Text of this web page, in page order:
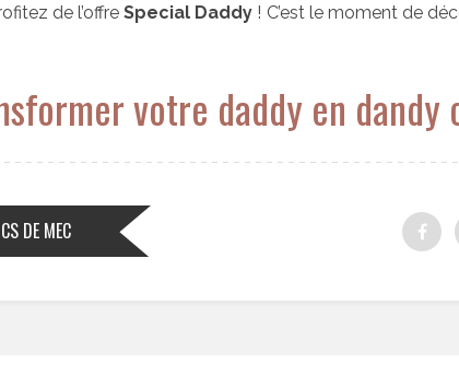
de l’offreSpecial Daddy ! C’est le moment de
votre daddy en dandy
DE MEC